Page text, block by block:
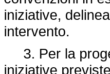
iniziative,
intervento.
3. Per la
iniziative